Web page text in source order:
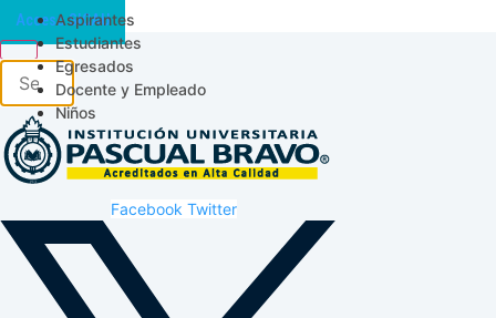
Aspirantes
Estudiantes
Egresados
Docente y Empleado
Niños
Acceso SICAU
Facebook Twitter